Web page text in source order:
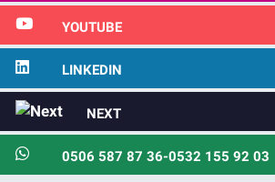
YOUTUBE
LINKEDIN
NEXT
0506 587 87 36-0532 155 92 03